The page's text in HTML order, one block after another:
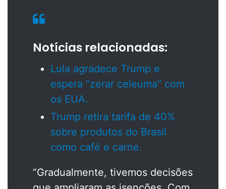
Notícias relacionadas:
Lula agradece Trump e
espera “zerar celeuma” com
os EUA.
Trump retira tarifa de 40%
sobre produtos do Brasil
como café e carne.
“Gradualmente, tivemos decisões